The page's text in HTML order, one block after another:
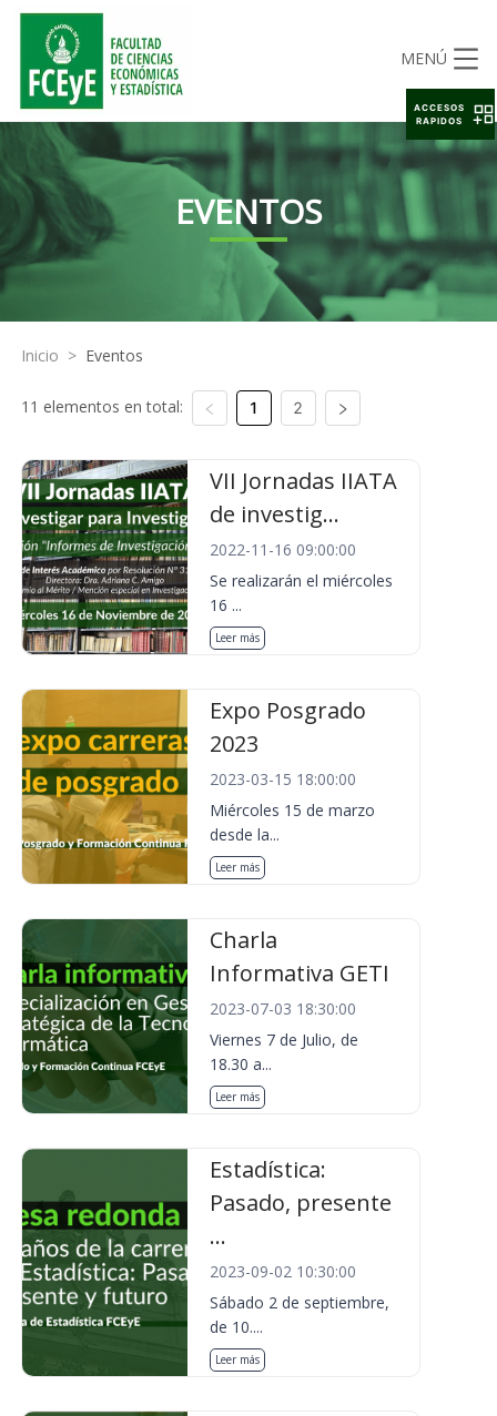
MENÚ
EVENTOS
Inicio > Eventos
11 elementos en total: 1 2
VII Jornadas IIATA
de investig...
2022-11-16 09:00:00
Se realizarán el miércoles
16 ...
Leer más
Expo Posgrado
2023
2023-03-15 18:00:00
Miércoles 15 de marzo
desde la...
Leer más
Charla
Informativa GETI
2023-07-03 18:30:00
Viernes 7 de Julio, de
18.30 a...
Leer más
Estadística:
Pasado, presente
...
2023-09-02 10:30:00
Sábado 2 de septiembre,
de 10....
Leer más
ACCESOS
RAPIDOS